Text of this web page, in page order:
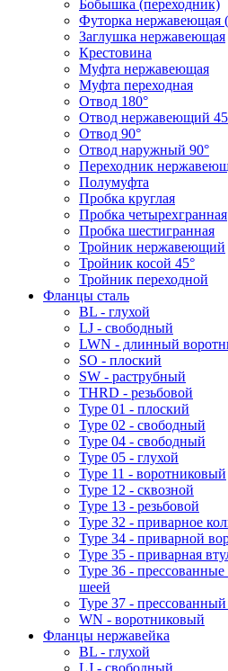
Бобышка (переходник)
Футорка нержавеющая
Заглушка нержавеющая
Крестовина
Муфта нержавеющая
Муфта переходная
Отвод 180°
Отвод нержавеющий 45
Отвод 90°
Отвод наружный 90°
Переходник
Полумуфта
Пробка круглая
Пробка четырехгранная
Пробка шестигранная
Тройник нержавеющий
Тройник косой 45°
Тройник переходной
Фланцы сталь
BL - глухой
LJ - свободный
LWN - длинный
SO - плоский
SW - раструбный
THRD - резьбовой
Type 01 - плоский
Type 02 - свободный
Type 04 - свободный
Type 05 - глухой
Type 11 - воротниковый
Type 12 - сквозной
Type 13 - резьбовой
Type 32 - приварное
Type 34 - приварной
Type 35 - приварная
Type 36 -
шеей
Type 37 -
WN - воротниковый
Фланцы нержавейка
BL - глухой
LJ - свободный